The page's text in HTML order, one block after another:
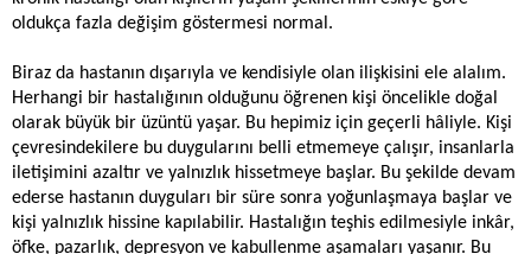
oldukça fazla değişim göstermesi normal.
Biraz da hastanın dışarıyla ve kendisiyle olan ilişkisini ele alalım.
Herhangi bir hastalığının olduğunu öğrenen kişi öncelikle doğal
olarak büyük bir üzüntü yaşar. Bu hepimiz için geçerli hâliyle. Kişi
çevresindekilere bu duygularını belli etmemeye çalışır, insanlarla
iletişimini azaltır ve yalnızlık hissetmeye başlar. Bu şekilde devam
ederse hastanın duyguları bir süre sonra yoğunlaşmaya başlar ve
kişi yalnızlık hissine kapılabilir. Hastalığın teşhis edilmesiyle inkâr,
öfke, pazarlık, depresyon ve kabullenme aşamaları yaşanır. Bu